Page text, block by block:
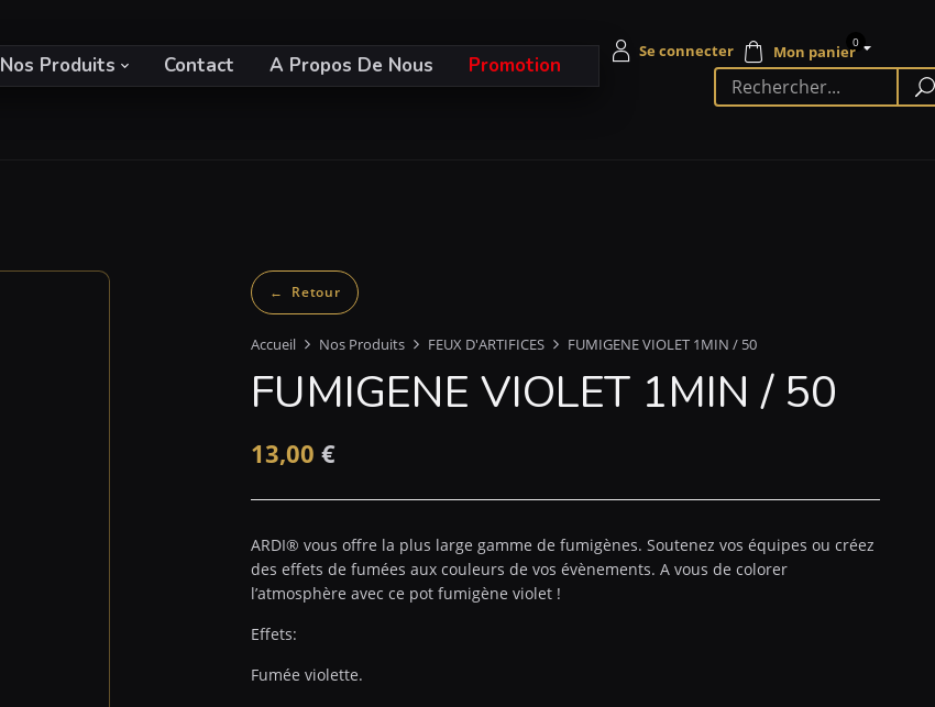
Nos Produits Contact A Propos De Nous Promotion
0
Accueil Nos Produits FEUX D'ARTIFICES FUMIGENE VIOLET 1MIN / 50
FUMIGENE VIOLET 1MIN / 50
13,00 €
ARDI® vous offre la plus large gamme de fumigènes. Soutenez vos équipes ou créez
des effets de fumées aux couleurs de vos évènements. A vous de colorer
l’atmosphère avec ce pot fumigène violet !
Effets:
Fumée violette.